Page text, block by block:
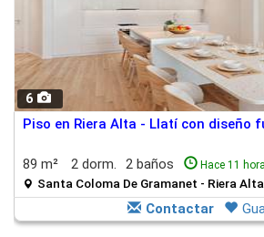
6
Piso en Riera Alta - Llatí con diseño
89 m² 2 dorm. 2 baños Hace 11
Santa Coloma De Gramanet - Riera
Contactar